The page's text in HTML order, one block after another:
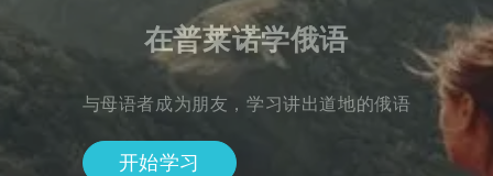
在普莱诺学俄语
与母语者成为朋友，学习讲出道地的俄语
开始学习